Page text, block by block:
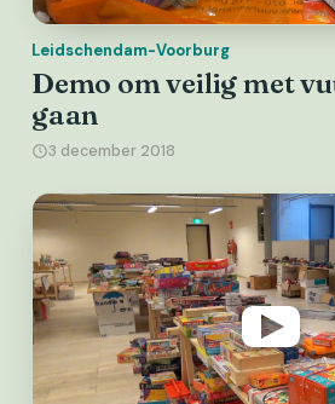
Leidschendam-Voorburg
Demo om veilig met
gaan
3 december 2018